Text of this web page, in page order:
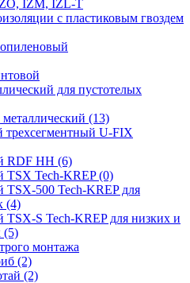
IZM, IZL-T
с пластиковым гвоздем
для пустотелых
(13)
трехсегментный U-FIX
RDF НН (6)
TSX Tech-KREP(0)
TSX-500 Tech-KREP для
(4)
S Tech-KREP для низких и
(5)
монтажа
(2)
(2)